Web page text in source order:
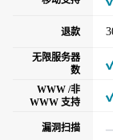
退款
无限服务器
数
WWW /非
WWW 支持
漏洞扫描